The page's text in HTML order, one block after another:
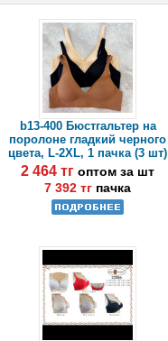
b13-400 Бюстгальтер на
поролоне гладкий черного
цвета, L-2XL, 1 пачка (3 шт)
2 464 тгоптом за шт
7 392 тг пачка